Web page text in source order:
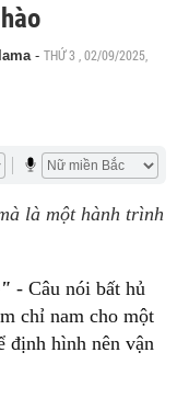
- THỨ 3 , 02/09/2025,
là một hành trình
- Câu nói bất hủ
chỉ nam cho một
định hình nên vận